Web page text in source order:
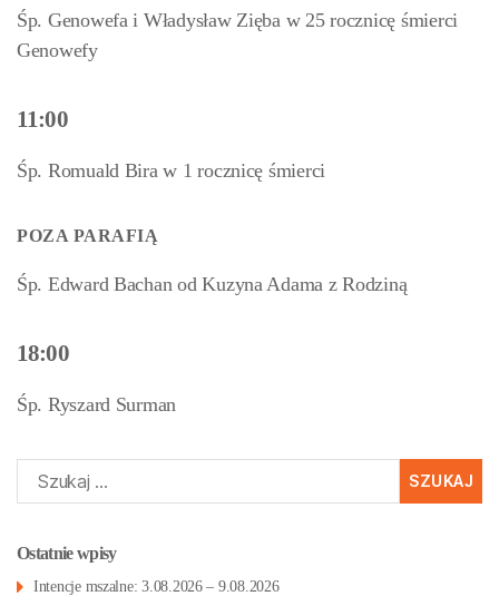
Śp. Genowefa i Władysław Zięba w 25 rocznicę śmierci
Genowefy
11:00
Śp. Romuald Bira w 1 rocznicę śmierci
POZA PARAFIĄ
Śp. Edward Bachan od Kuzyna Adama z Rodziną
18:00
Śp. Ryszard Surman
Szukaj:
Ostatnie wpisy
Intencje mszalne: 3.08.2026 – 9.08.2026